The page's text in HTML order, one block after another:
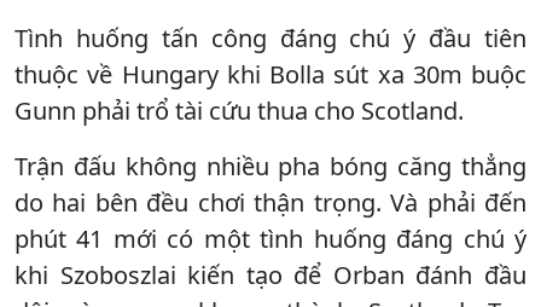
Tình huống tấn công đáng chú ý đầu tiên
thuộc về Hungary khi Bolla sút xa 30m buộc
Gunn phải trổ tài cứu thua cho Scotland.
Trận đấu không nhiều pha bóng căng thẳng
do hai bên đều chơi thận trọng. Và phải đến
phút 41 mới có một tình huống đáng chú ý
khi Szoboszlai kiến tạo để Orban đánh đầu